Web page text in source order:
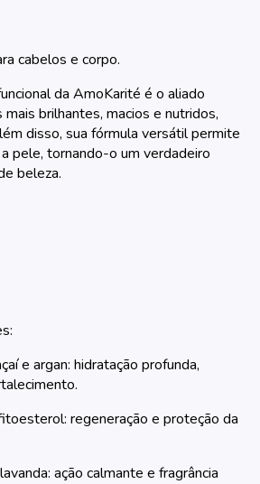
cabelos e corpo.
da AmoKarité é o aliado
brilhantes, macios e nutridos,
disso, sua fórmula versátil permite
pele, tornando-o um verdadeiro
beleza.
e argan: hidratação profunda,
regeneração e proteção da
ação calmante e fragrância